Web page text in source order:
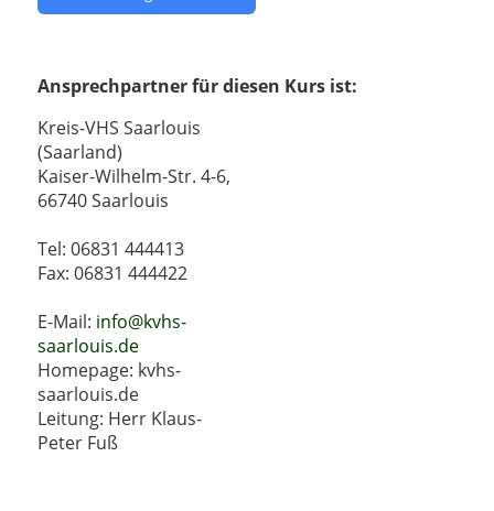
Ansprechpartner für diesen Kurs ist:
Kreis-VHS Saarlouis
(Saarland)
Kaiser-Wilhelm-Str. 4-6,
66740 Saarlouis
Tel: 06831 444413
Fax: 06831 444422
E-Mail: info@kvhs-
saarlouis.de
Homepage: kvhs-
saarlouis.de
Leitung: Herr Klaus-
Peter Fuß